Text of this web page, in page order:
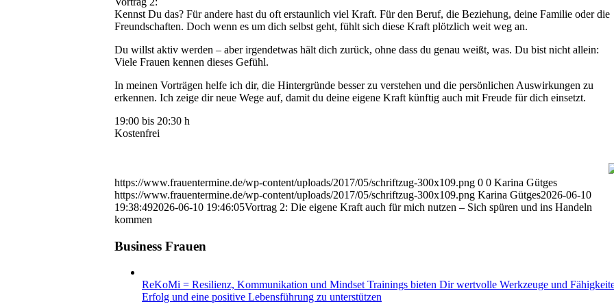
Kennst Du das? Für andere hast du oft erstaunlich viel Kraft. Für den Beruf, die Beziehung, deine Familie oder die
Freundschaften. Doch wenn es um dich selbst geht, fühlt sich diese Kraft plötzlich weit weg an.
Du willst aktiv werden – aber irgendetwas hält dich zurück, ohne dass du genau weißt, was. Du bist nicht allein:
Viele Frauen kennen dieses Gefühl.
In meinen Vorträgen helfe ich dir, die Hintergründe besser zu verstehen und die persönlichen Auswirkungen zu
erkennen. Ich zeige dir neue Wege auf, damit du deine eigene Kraft künftig auch mit Freude für dich einsetzt.
19:00 bis 20:30 h
Kostenfrei
https://www.frauentermine.de/wp-content/uploads/2017/05/schriftzug-300x109.png 0 0 Karina Gütges
https://www.frauentermine.de/wp-content/uploads/2017/05/schriftzug-300x109.png Karina Gütges2026-06-10
19:38:492026-06-10 19:46:05Vortrag 2: Die eigene Kraft auch für mich nutzen – Sich spüren und ins Handeln
kommen
Business Frauen
ReKoMi = Resilienz, Kommunikation und Mindset Trainings bieten Dir wertvolle Werkzeuge und
Erfolg und eine positive Lebensführung zu unterstützen